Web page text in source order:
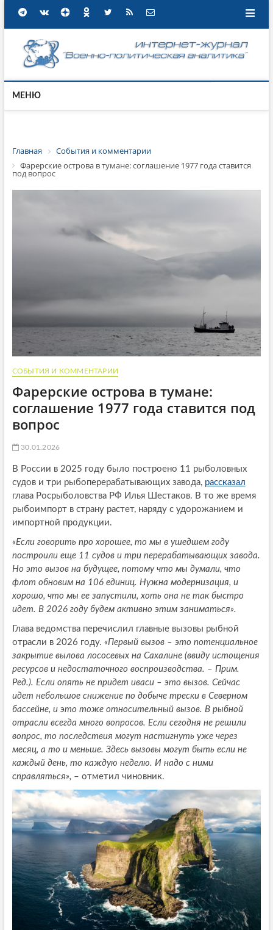
МЕНЮ
Главная
События и комментарии
Фарерские острова в тумане: соглашение 1977 года ставится
под вопрос
СОБЫТИЯ И КОММЕНТАРИИ
Фарерские острова в тумане:
соглашение 1977 года ставится под
вопрос
30.01.2026
В России в 2025 году было построено 11 рыболовных
судов и три рыбоперерабатывающих завода, рассказал
глава Росрыболовства РФ Илья Шестаков. В то же время
рыбоимпорт в страну растет, наряду с удорожанием и
импортной продукции.
«Если говорить про хорошее, то мы в ушедшем году
построили еще 11 судов и три перерабатывающих завода.
Но это вызов на будущее, потому что мы думали, что
флот обновим на 106 единиц. Нужна модернизация, и
хорошо, что мы ее запустили, хоть она не так быстро
идет. В 2026 году будем активно этим заниматься».
Глава ведомства перечислил главные вызовы рыбной
отрасли в 2026 году. «Первый вызов – это потенциальное
закрытие вылова лососевых на Сахалине (ввиду истощения
ресурсов и недостаточного воспроизводства. – Прим.
Ред.). Если опять не придет иваси – это вызов. Сейчас
идет небольшое снижение по добыче трески в Северном
бассейне, и это тоже относительный вызов. В рыбной
отрасли всегда много вопросов. Если сегодня не решили
вопрос, то последствия могут настигнуть уже через
месяц, а то и меньше. Здесь вызовы могут быть если не
каждый день, то каждую неделю. И надо с ними
справляться», – отметил чиновник.